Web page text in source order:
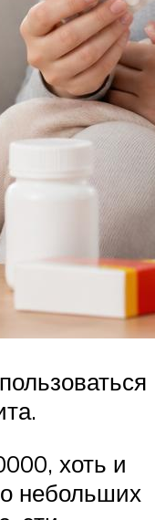
хоть и
небольших